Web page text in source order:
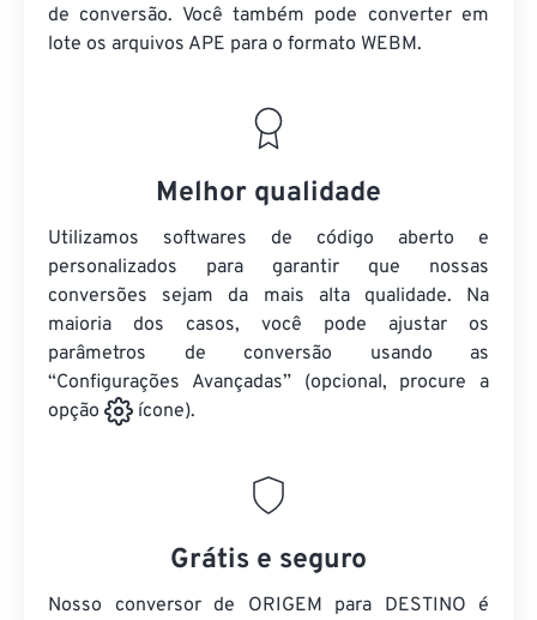
de conversão. Você também pode converter em
lote os arquivos APE para o formato WEBM.
Melhor qualidade
Utilizamos softwares de código aberto e
personalizados para garantir que nossas
conversões sejam da mais alta qualidade. Na
maioria dos casos, você pode ajustar os
parâmetros de conversão usando as
“Configurações Avançadas” (opcional, procure a
opção
ícone).
Grátis e seguro
Nosso conversor de ORIGEM para DESTINO é